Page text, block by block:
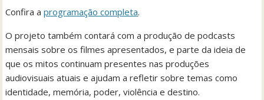
Confira aprogramação completa.
O projeto também contará com a produção de podcasts
mensais sobre os filmes apresentados, e parte da ideia de
que os mitos continuam presentes nas produções
audiovisuais atuais e ajudam a refletir sobre temas como
identidade, memória, poder, violência e destino.